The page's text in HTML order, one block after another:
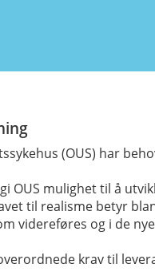
(OUS) har
OUS mulighet til å
til realisme betyr
videreføres og i de
krav til